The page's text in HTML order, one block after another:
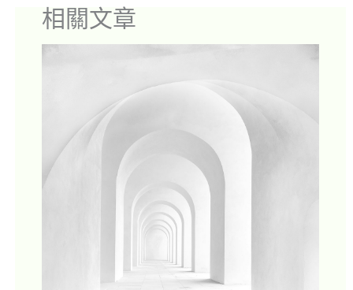
相關文章